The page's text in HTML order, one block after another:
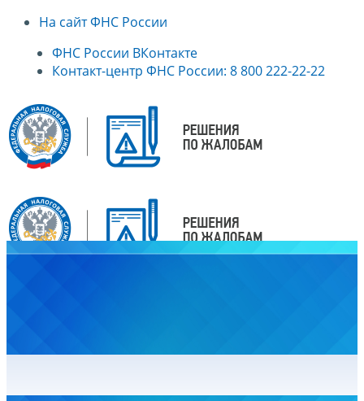
На сайт ФНС России
ФНС России ВКонтакте
Контакт-центр ФНС России: 8 800 222-22-22